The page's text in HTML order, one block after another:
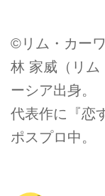
©リム・カー
林 家威（リム
ーシア出身。
代表作に『恋
ポスプロ中。